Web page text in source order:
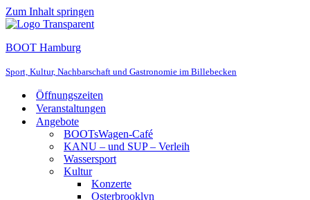
Zum Inhalt springen
BOOT Hamburg
Sport, Kultur, Nachbarschaft und Gastronomie im Billebecken
Öffnungszeiten
Veranstaltungen
Angebote
BOOTsWagen-Café
KANU – und SUP – Verleih
Wassersport
Kultur
Konzerte
Osterbrooklyn